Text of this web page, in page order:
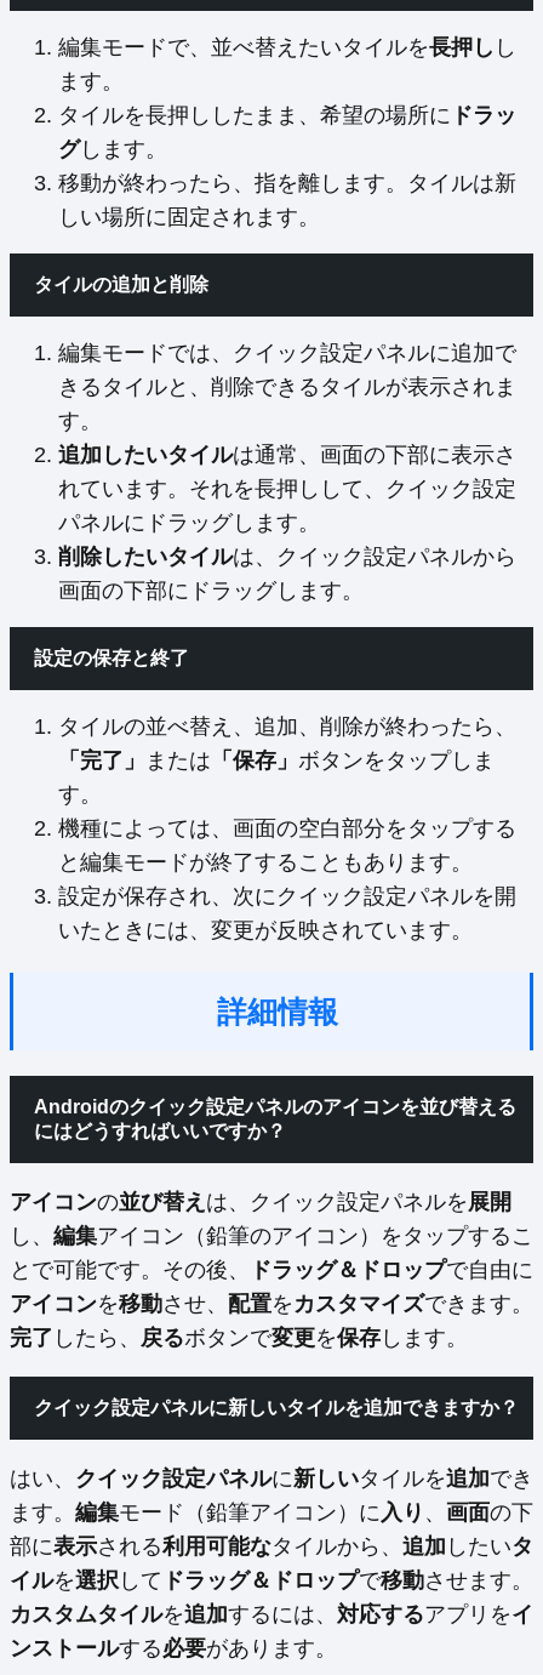
編集モードで、並べ替えたいタイルを長押し し
ます。
タイルを長押ししたまま、希望の場所に ドラッ
グします。
移動が終わったら、指を離します。タイルは新
しい場所に固定されます。
タイルの追加と削除
編集モードでは、クイック設定パネルに追加で
きるタイルと、削除できるタイルが表示されま
す。
追加したいタイルは通常、画面の下部に表示さ
れています。それを長押しして、クイック設定
パネルにドラッグします。
削除したいタイルは、クイック設定パネルから
画面の下部にドラッグします。
設定の保存と終了
タイルの並べ替え、追加、削除が終わったら、
「完了」
または 「保存」 ボタンをタップしま
す。
機種によっては、画面の空白部分をタップする
と編集モードが終了することもあります。
設定が保存され、次にクイック設定パネルを開
いたときには、変更が反映されています。
詳細情報
Androidのクイック設定パネルのアイコンを並び替える
にはどうすればいいですか？
アイコンの並び替え は、クイック設定パネルを 展開
し、 編集アイコン（鉛筆のアイコン）をタップするこ
とで可能です。その後、
ドラッグ＆ドロップで自由に
アイコンを移動させ、 配置を カスタマイズできます。
完了 したら、 戻るボタンで変更を保存 します。
クイック設定パネルに新しいタイルを追加できますか？
はい、 クイック設定パネルに新しいタイルを追加でき
ます。 編集モード（鉛筆アイコン）に 入り 、 画面の下
部に表示される利用可能なタイルから、 追加 したいタ
イルを選択 して ドラッグ＆ドロップで移動させます。
カスタムタイルを追加するには、 対応するアプリをイ
ンストールする必要があります。